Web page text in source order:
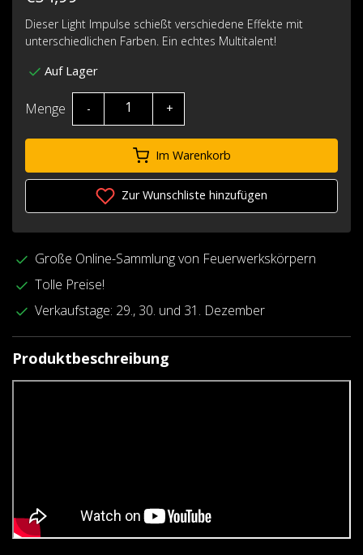
Dieser Light Impulse schießt verschiedene Effekte mit
unterschiedlichen Farben. Ein echtes Multitalent!
Auf Lager
Menge - +
Im Warenkorb
Zur Wunschliste hinzufügen
Große Online-Sammlung von Feuerwerkskörpern
Tolle Preise!
Verkaufstage: 29., 30. und 31. Dezember
Produktbeschreibung